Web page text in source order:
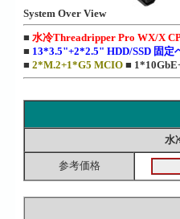
System Over View
■ 水冷Threadripper Pro WX/X
■ 13*3.5"+2*2.5" HDD/SSD 固定
■2*M.2+1*G5 MCIO ■
水
参考価格